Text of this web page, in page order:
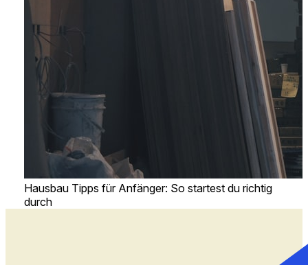
Hausbau Tipps für Anfänger: So startest du richtig
durch